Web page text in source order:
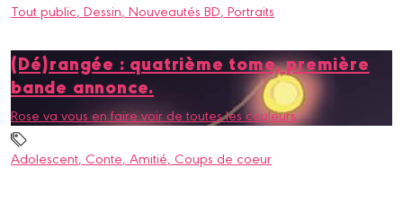
Tout public, Dessin, Nouveautés BD, Portraits
(Dé)rangée : quatrième tome, première
bande annonce.
Rose va vous en faire voir de toutes les couleurs.
Adolescent, Conte, Amitié, Coups de coeur